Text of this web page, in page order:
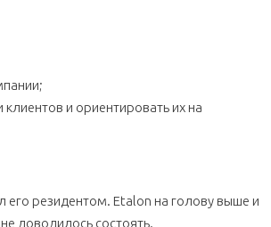
и ориентировать их на
его резидентом. Etalon на голову выше и
доводилось состоять.